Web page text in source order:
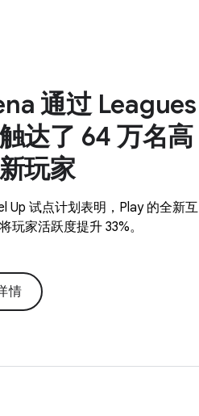
通过 Leagues
达了 64 万名高
玩家
Up 试点计划表明，Play 的全新互
玩家活跃度提升 33%。
情